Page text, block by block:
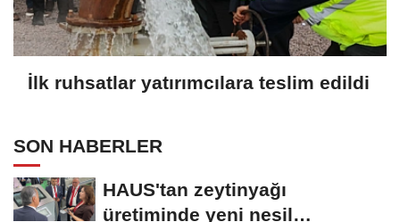
İlk ruhsatlar yatırımcılara teslim edildi
SON HABERLER
HAUS'tan zeytinyağı
üretiminde yeni nesil